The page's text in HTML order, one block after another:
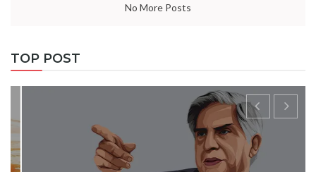
No More Posts
TOP POST